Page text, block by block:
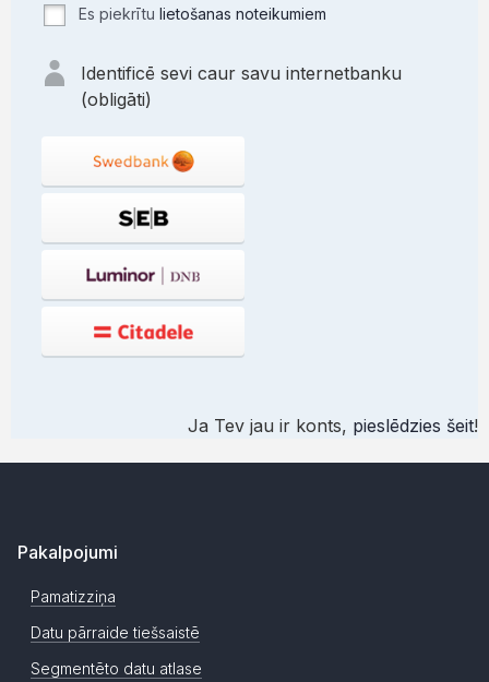
Es piekrītu lietošanas noteikumiem
Identificē sevi caur savu internetbanku
(obligāti)
Ja Tev jau ir konts, pieslēdzies šeit!
Pakalpojumi
Pamatizziņa
Datu pārraide tiešsaistē
Segmentēto datu atlase